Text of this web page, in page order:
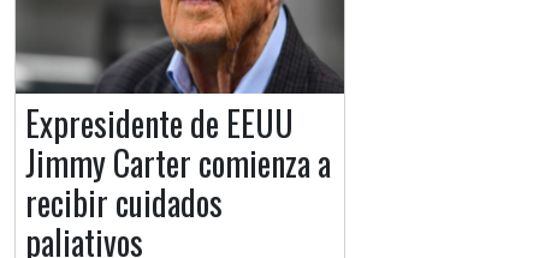
Expresidente de EEUU
Jimmy Carter comienza a
recibir cuidados
paliativos